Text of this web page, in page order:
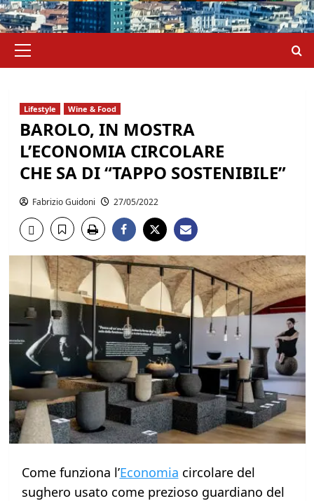
principale
Lifestyle Wine & Food
BAROLO, IN MOSTRA
L’ECONOMIA CIRCOLARE
CHE SA DI “TAPPO SOSTENIBILE”
Fabrizio Guidoni 27/05/2022
Come funziona l’Economia circolare del
sughero usato come prezioso guardiano del